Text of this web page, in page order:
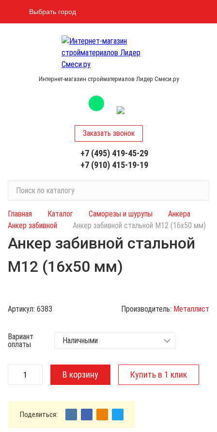
Выбрать город
Интернет-магазин стройматериалов Лидер Смеси.ру
и
с
п
л
г
у
Заказать звонок
+7 (495) 419-45-29
+7 (910) 415-19-19
Главная Каталог Саморезы и шурупы
Анкера
Анкер забивной
Анкер забивной стальной М12 (16х50 мм)
Анкер забивной стальной
М12 (16х50 мм)
Артикул: 6383 Производитель: Металлист
Вариант
оплаты
Поделиться: